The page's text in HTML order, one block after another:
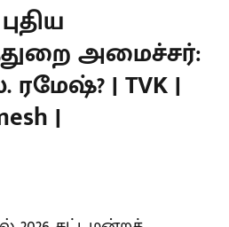
அமைச்சர்:
| TVK |
|